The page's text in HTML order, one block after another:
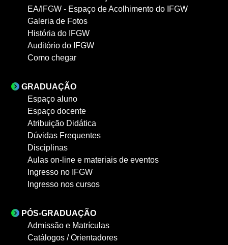
EA/IFGW - Espaço de Acolhimento do IFGW
Galeria de Fotos
História do IFGW
Auditório do IFGW
Como chegar
GRADUAÇÃO
Espaço aluno
Espaço docente
Atribuição Didática
Dúvidas Frequentes
Disciplinas
Aulas on-line e materiais de eventos
Ingresso no IFGW
Ingresso nos cursos
PÓS-GRADUAÇÃO
Admissão e Matrículas
Catálogos / Orientadores